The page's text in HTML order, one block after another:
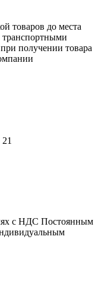
товаров до места
транспортными
получении товара
с НДС Постоянным